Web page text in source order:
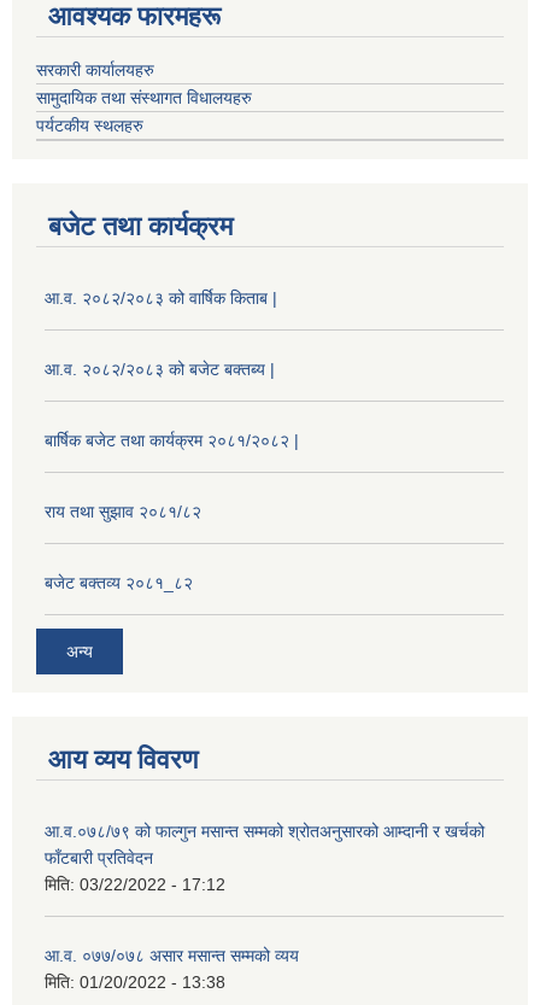
आवश्यक फारमहरू
सरकारी कार्यालयहरु
सामुदायिक तथा संस्थागत विधालयहरु
पर्यटकीय स्थलहरु
बजेट तथा कार्यक्रम
आ.व. २०८२/२०८३ को वार्षिक किताब |
आ.व. २०८२/२०८३ को बजेट बक्तब्य |
बार्षिक बजेट तथा कार्यक्रम २०८१/२०८२ |
राय तथा सुझाव २०८१/८२
बजेट बक्तव्य २०८१_८२
अन्य
आय व्यय विवरण
आ.व.०७८/७९ को फाल्गुन मसान्त सम्मको श्रोतअनुसारको आम्दानी र खर्चको
फाँटबारी प्रतिवेदन
मिति: 03/22/2022 - 17:12
आ.व. ०७७/०७८ असार मसान्त सम्मको व्यय
मिति: 01/20/2022 - 13:38